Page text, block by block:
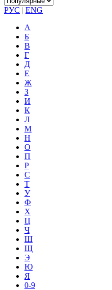
РУС | ENG
А
Б
В
Г
Д
Е
Ж
З
И
К
Л
М
Н
О
П
Р
С
Т
У
Ф
Х
Ц
Ч
Ш
Щ
Э
Ю
Я
0-9